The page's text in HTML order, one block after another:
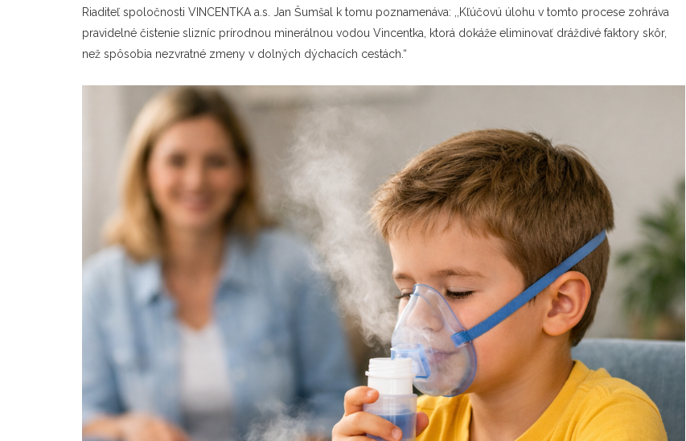
Riaditeľ spoločnosti VINCENTKA a.s. Jan Šumšal k tomu poznamenáva: ,,Kľúčovú úlohu v tomto procese zohráva
pravidelné čistenie slizníc prírodnou minerálnou vodou Vincentka, ktorá dokáže eliminovať dráždivé faktory skôr,
než spôsobia nezvratné zmeny v dolných dýchacích cestách.“